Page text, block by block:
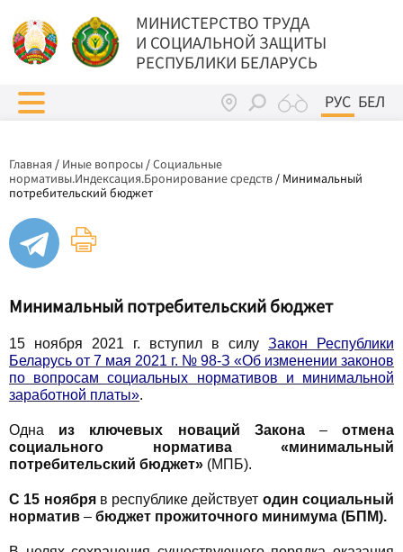
МИНИСТЕРСТВО ТРУДА
И СОЦИАЛЬНОЙ ЗАЩИТЫ
РЕСПУБЛИКИ БЕЛАРУСЬ
РУС БЕЛ
Главная / Иные вопросы /Социальные
нормативы.Индексация.Бронирование средств / Минимальный
потребительский бюджет
Минимальный потребительский бюджет
15 ноября 2021 г. вступил в силу Закон Республики
Беларусь от 7 мая 2021 г. № 98-З «Об изменении законов
по вопросам социальных нормативов и минимальной
заработной платы».
Одна из ключевых новаций Закона–отмена
социального норматива «минимальный
потребительский бюджет» (МПБ).
С 15 ноября в республике действует один социальный
норматив – бюджет прожиточного минимума (БПМ).